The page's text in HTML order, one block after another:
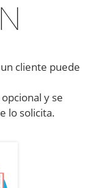
cliente puede
y se
lo solicita.